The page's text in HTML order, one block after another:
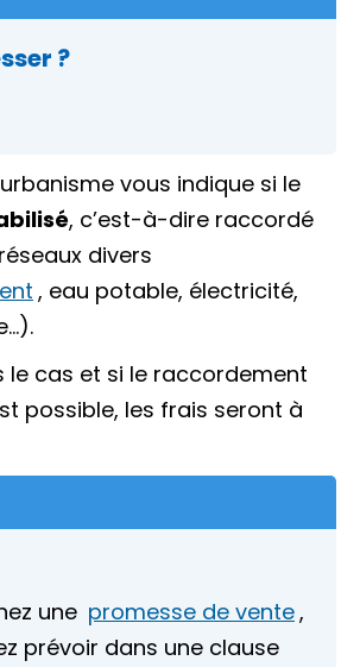
?
vous indique si le
, c’est-à-dire raccordé
divers
, eau potable, électricité,
le cas et si le raccordement
possible, les frais seront à
une promesse de vente,
prévoir dans une clause